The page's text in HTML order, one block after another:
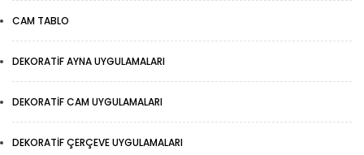
CAM TABLO
DEKORATIF AYNA UYGULAMALARI
DEKORATIF CAM UYGULAMALARI
DEKORATIF ÇERÇEVE UYGULAMALARI